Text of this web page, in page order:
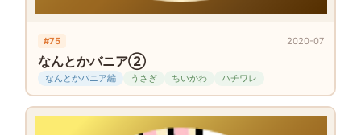
#75 2020-07
なんとかバニア②
なんとかバニア編 うさぎ ちいかわ ハチワレ